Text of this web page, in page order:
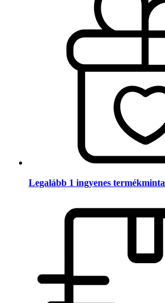
Legalább 1 ingyenes termékminta